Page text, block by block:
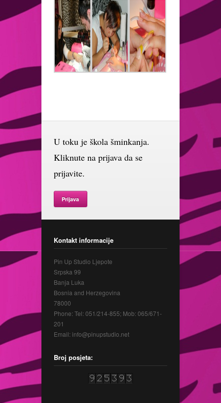
U toku je škola šminkanja.
Kliknute na prijava da se
prijavite.
Prijava
Kontakt informacije
Pin Up Studio Ljepote
Srpska 99
Banja Luka
Bosnia and Herzegovina
78000
Phone: Tel: 051/214-855; Mob: 065/671-
201
Email: info@pinupstudio.net
Broj posjeta: